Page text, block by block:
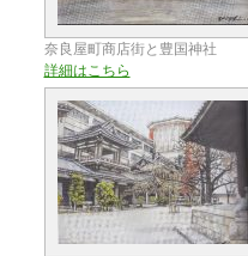
奈良屋町商店街と豊国神社
詳細はこちら